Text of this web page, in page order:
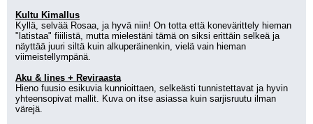
Kultu Kimallus
Kyllä, selvää Rosaa, ja hyvä niin! On totta että konevärittely hieman
"latistaa" fiiilistä, mutta mielestäni tämä on siksi erittäin selkeä ja
näyttää juuri siltä kuin alkuperäinenkin, vielä vain hieman
viimeistellympänä.
Aku & Iines + Reviraasta
Hieno fuusio esikuvia kunnioittaen, selkeästi tunnistettavat ja hyvin
yhteensopivat mallit. Kuva on itse asiassa kuin sarjisruutu ilman
värejä.